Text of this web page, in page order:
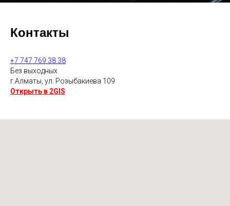
Контакты
+7 747 769 38 38
Без выходных
г.Алматы, ул. Розыбакиева 109
Открыть в 2GIS